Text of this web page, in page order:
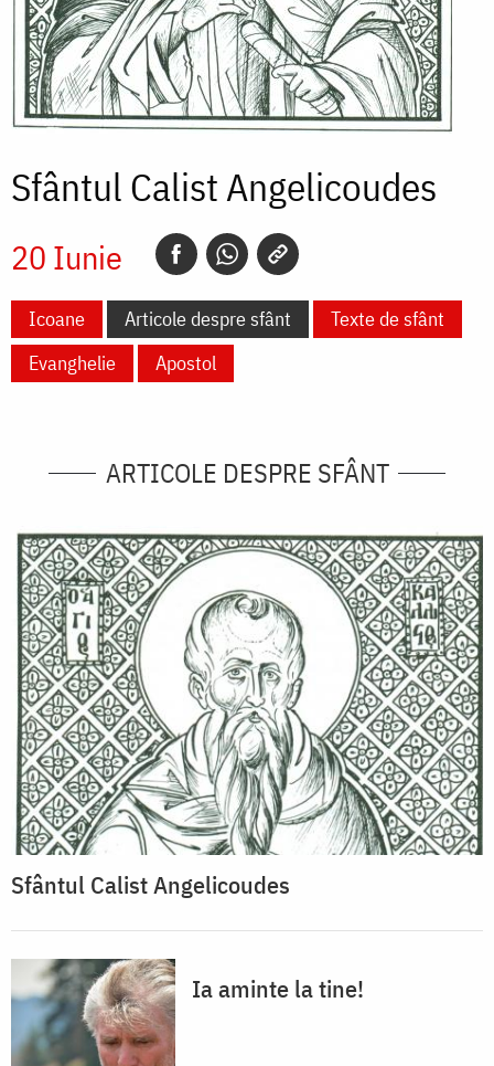
Sfântul Calist Angelicoudes
20 Iunie
Icoane Articole despre sfânt
Texte de sfânt
Evanghelie
Apostol
ARTICOLE DESPRE SFÂNT
Sfântul Calist Angelicoudes
Ia aminte la tine!